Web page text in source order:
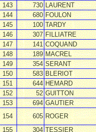
143
730 LAURENT
144
680 FOULON
145
100 TARDY
146
307 FILLIATRE
147
141 COQUAND
148
189 MACREL
149
354 SERANT
150
583 BLERIOT
151
644 HEMARD
152
52 GUITTON
153
694 GAUTIER
154
605 ROGER
155
304 TESSIER